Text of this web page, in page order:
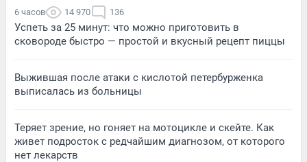
6 часов 14 970 136
Успеть за 25 минут: что можно приготовить в
сковороде быстро — простой и вкусный рецепт пиццы
Выжившая после атаки с кислотой петербурженка
выписалась из больницы
Теряет зрение, но гоняет на мотоцикле и скейте. Как
живет подросток с редчайшим диагнозом, от которого
нет лекарств